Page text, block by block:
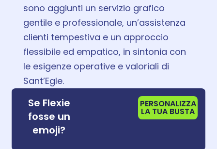
sono aggiunti un servizio grafico
gentile e professionale, un’assistenza
clienti tempestiva e un approccio
flessibile ed empatico, in sintonia con
le esigenze operative e valoriali di
Sant’Egle.
Se Flexie
fosse un
emoji?
PERSONALIZZA
LA TUA BUSTA